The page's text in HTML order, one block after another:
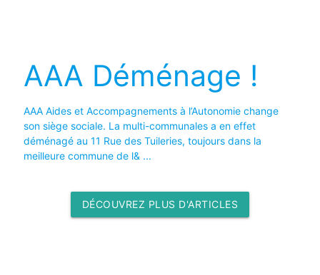
AAA Déménage !
AAA Aides et Accompagnements à l’Autonomie change
son siège sociale. La multi-communales a en effet
déménagé au 11 Rue des Tuileries, toujours dans la
meilleure commune de l& ...
DÉCOUVREZ PLUS D'ARTICLES